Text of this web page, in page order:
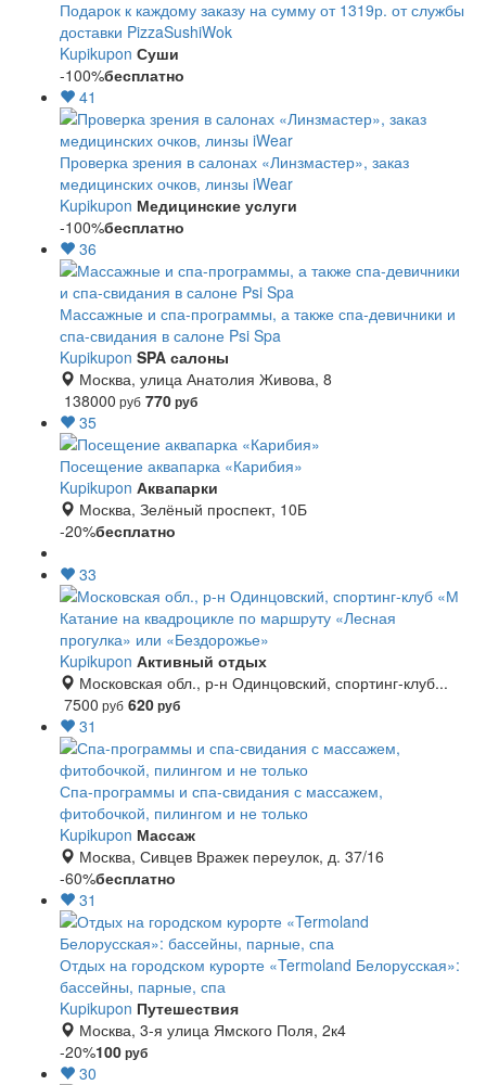
Подарок к каждому заказу на сумму от 1319р. от службы
доставки PizzaSushiWok
Kupikupon Суши
-100%бесплатно
41
Проверка зрения в салонах «Линзмастер», заказ
медицинских очков, линзы iWear
Kupikupon Медицинские услуги
-100%бесплатно
36
Массажные и спа-программы, а также спа-девичники и
спа-свидания в салоне Psi Spa
Kupikupon SPA салоны
Москва, улица Анатолия Живова, 8
138000 руб 770руб
35
Посещение аквапарка «Карибия»
Kupikupon Аквапарки
Москва, Зелёный проспект, 10Б
-20%бесплатно
33
Катание на квадроцикле по маршруту «Лесная
прогулка» или «Бездорожье»
Kupikupon Активный отдых
Московская обл., р-н Одинцовский, спортинг-клуб...
7500 руб 620руб
31
Спа-программы и спа-свидания с массажем,
фитобочкой, пилингом и не только
Kupikupon Массаж
Москва, Сивцев Вражек переулок, д. 37/16
-60%бесплатно
31
Отдых на городском курорте «Termoland Белорусская»:
бассейны, парные, спа
Kupikupon Путешествия
Москва, 3-я улица Ямского Поля, 2к4
-20%100руб
30